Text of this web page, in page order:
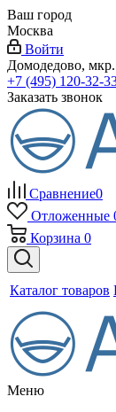
Ваш город
Москва
Войти
Домодедово,
+7 (495) 120-32-
Заказать звонок
Сравнение0
Отложенные
Корзина 0
Каталог товаров
Меню